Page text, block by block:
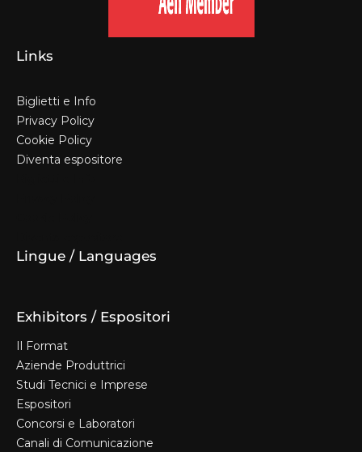
Links
Biglietti e Info
Privacy Policy
Cookie Policy
Diventa espositore
Lingue / Languages
Exhibitors / Espositori
Il Format
Aziende Produttrici
Studi Tecnici e Imprese
Espositori
Concorsi e Laboratori
Canali di Comunicazione